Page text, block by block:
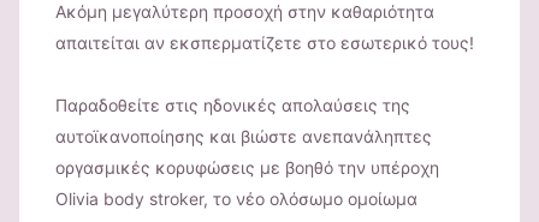
Ακόμη μεγαλύτερη προσοχή στην καθαριότητα
απαιτείται αν εκσπερματίζετε στο εσωτερικό τους!
Παραδοθείτε στις ηδονικές απολαύσεις της
αυτοϊκανοποίησης και βιώστε ανεπανάληπτες
οργασμικές κορυφώσεις με βοηθό την υπέροχη
Olivia body stroker, το νέο ολόσωμο ομοίωμα